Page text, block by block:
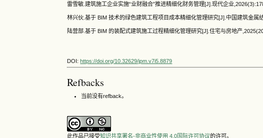
雷雪敏.建筑施工企业实施“业财融合”推进精细化财务管理[J].现代企业
林兴伙.基于 BIM 技术的绿色建筑工程项目成本精细化管理研究[J].中国建筑金属
陆营部.基于 BIM 的装配式建筑施工过程精细化管理研究[J].住宅与房地产
DOI: https://doi.org/10.32629/jpm.v7i5.8879
Refbacks
当前没有refback。
此作品已接受知识共享署名-非商业性使用 4.0国际许可协议的许可。